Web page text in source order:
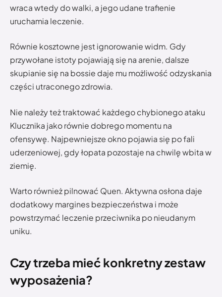
wraca wtedy do walki, a jego udane trafienie
uruchamia leczenie.
Równie kosztowne jest ignorowanie widm. Gdy
przywołane istoty pojawiają się na arenie, dalsze
skupianie się na bossie daje mu możliwość odzyskania
części utraconego zdrowia.
Nie należy też traktować każdego chybionego ataku
Klucznika jako równie dobrego momentu na
ofensywę. Najpewniejsze okno pojawia się po fali
uderzeniowej, gdy łopata pozostaje na chwilę wbita w
ziemię.
Warto również pilnować Quen. Aktywna osłona daje
dodatkowy margines bezpieczeństwa i może
powstrzymać leczenie przeciwnika po nieudanym
uniku.
Czy trzeba mieć konkretny zestaw
wyposażenia?